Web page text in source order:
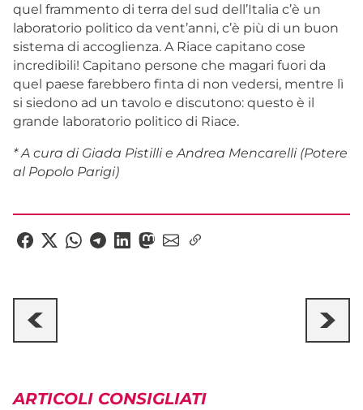
quel frammento di terra del sud dell’Italia c’è un
laboratorio politico da vent’anni, c’è più di un buon
sistema di accoglienza. A Riace capitano cose
incredibili! Capitano persone che magari fuori da
quel paese farebbero finta di non vedersi, mentre lì
si siedono ad un tavolo e discutono: questo è il
grande laboratorio politico di Riace.
* A cura di Giada Pistilli e Andrea Mencarelli (Potere
al Popolo Parigi)
ARTICOLI CONSIGLIATI